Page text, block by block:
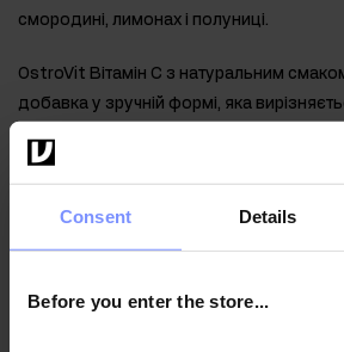
Consent Details
Before you enter the store...
смородині, лимонах і полуниці.
OstroVit Вітамін С з натуральним
добавка у зручній формі, яка
аскорбінової кислоти.
Властивості
містяться в OstroVit
Вітамін Сце підтримка фізично